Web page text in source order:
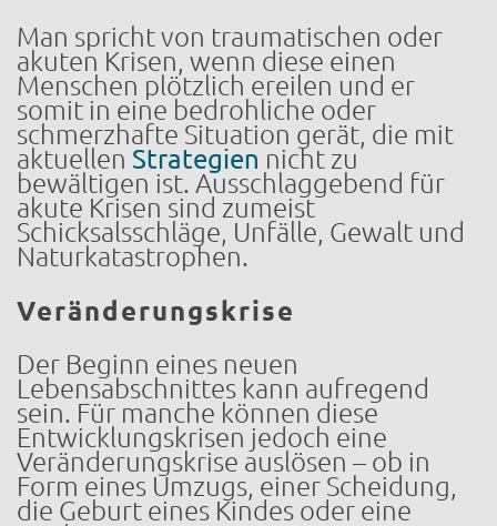
Man spricht von traumatischen oder
akuten Krisen, wenn diese einen
Menschen plötzlich ereilen und er
somit in eine bedrohliche oder
schmerzhafte Situation gerät, die mit
aktuellen Strategien nicht zu
bewältigen ist. Ausschlaggebend für
akute Krisen sind zumeist
Schicksalsschläge, Unfälle, Gewalt und
Naturkatastrophen.
Veränderungskrise
Der Beginn eines neuen
Lebensabschnittes kann aufregend
sein. Für manche können diese
Entwicklungskrisen jedoch eine
Veränderungskrise auslösen – ob in
Form eines Umzugs, einer Scheidung,
die Geburt eines Kindes oder eine